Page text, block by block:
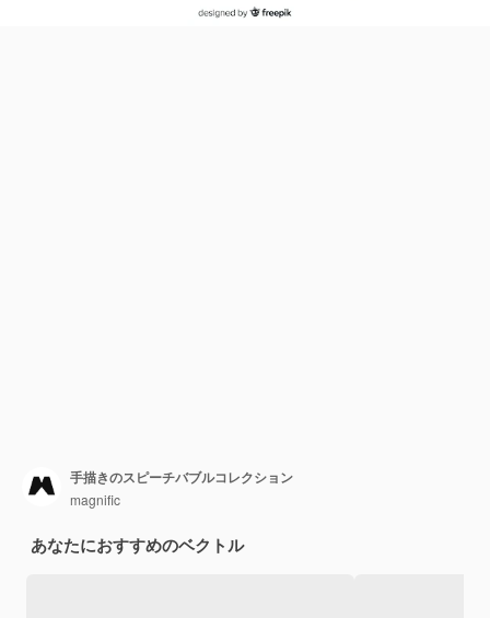
手描きのスピーチバブルコレクション
magnific
あなたにおすすめのベクトル